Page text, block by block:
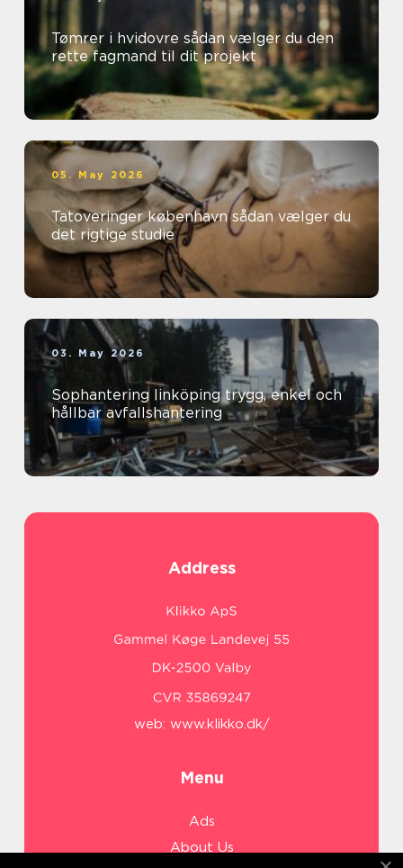
Tømrer i hvidovre sådan vælger du den
rette fagmand til dit projekt
05. May 2026
Tatoveringer københavn sådan vælger du
det rigtige studie
03. May 2026
Sophantering linköping trygg, enkel och
hållbar avfallshantering
Address
web: www.klikko.dk/
Menu
Ads
About Us